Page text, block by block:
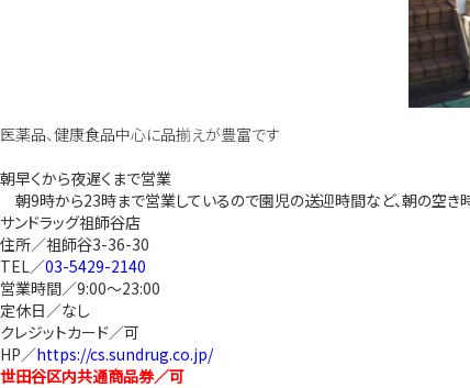
医薬品、健康食品中心に品揃えが豊富です
朝早くから夜遅くまで営業
朝9時から23時まで営業しているので園児の送迎時間など、朝の空き
サンドラッグ祖師谷店
住所／祖師谷3-36-30
TEL／03-5429-2140
営業時間／9:00～23:00
定休日／なし
クレジットカード／可
HP／https://cs.sundrug.co.jp/
世田谷区内共通商品券／可